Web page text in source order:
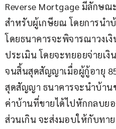
Reverse Mortgage มีลักษ
สำหรับผู้เกษียณ โดยการนำ
โดยธนาคารจะพิจารณาวงเงิ
ประเมิน โดยจะทยอยจ่ายเงิ
จนสิ้นสุดสัญญาเมื่อผู้กู้อายุ
สุดสัญญา ธนาคารจะนำบ้าน
ค่าบ้านที่ขายได้ไปหักกลบย
ส่วนเกิน จะส่งมอบให้กับท